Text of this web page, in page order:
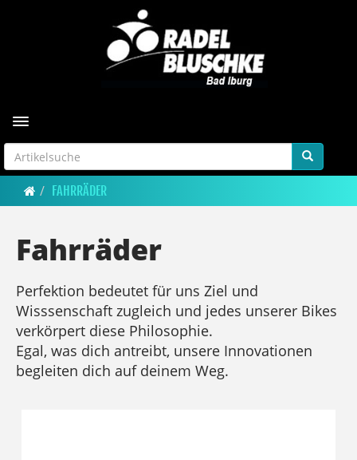
Toggle navigation
FAHRRÄDER
Fahrräder
Perfektion bedeutet für uns Ziel und
Wisssenschaft zugleich und jedes unserer Bikes
verkörpert diese Philosophie.
Egal, was dich antreibt, unsere Innovationen
begleiten dich auf deinem Weg.